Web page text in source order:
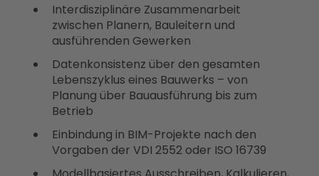
Interdisziplinäre Zusammenarbeit
zwischen Planern, Bauleitern und
ausführenden Gewerken
Datenkonsistenz über den gesamten
Lebenszyklus eines Bauwerks – von
Planung über Bauausführung bis zum
Betrieb
Einbindung in BIM-Projekte nach den
Vorgaben der VDI 2552 oder ISO 16739